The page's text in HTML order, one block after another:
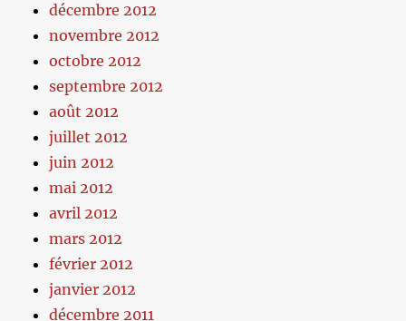
décembre 2012
novembre 2012
octobre 2012
septembre 2012
août 2012
juillet 2012
juin 2012
mai 2012
avril 2012
mars 2012
février 2012
janvier 2012
décembre 2011